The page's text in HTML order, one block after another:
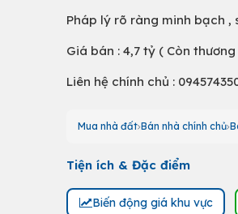
Pháp lý rõ ràng minh bạch ,
Giá bán : 4,7 tỷ ( Còn
Liên hệ chính chủ :
Mua nhà đất Bán nhà chính chủ
Tiện ích & Đặc điểm
Biến động giá khu vực